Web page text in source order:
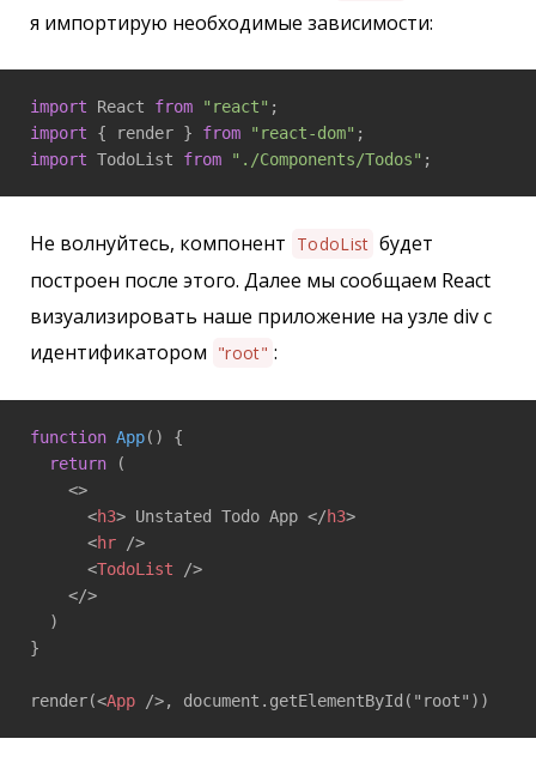
я импортирую необходимые зависимости:
import React from "react"
import { render } from "react-dom"
import TodoList from "./Components/Todos" ;
Не волнуйтесь, компонент TodoList будет
построен после этого. Далее мы сообщаем React
визуализировать наше приложение на узле div с
идентификатором "root" :
function App( ) {
return (
<>
<h3> Unstated Todo App </h3>
<hr />
<TodoList />
</>
  )
}
render(<App />, document.getElementById("root"))